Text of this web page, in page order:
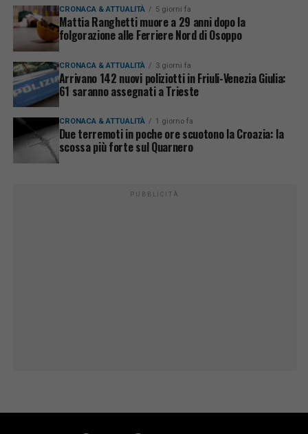
CRONACA & ATTUALITÀ 5 giorni fa
Mattia Ranghetti muore a 29 anni dopo la
folgorazione alle Ferriere Nord di Osoppo
CRONACA & ATTUALITÀ 3 giorni fa
Arrivano 142 nuovi poliziotti in Friuli-Venezia Giulia:
61 saranno assegnati a Trieste
CRONACA & ATTUALITÀ 1 giorno fa
Due terremoti in poche ore scuotono la Croazia: la
scossa più forte sul Quarnero
PUBBLICITÀ